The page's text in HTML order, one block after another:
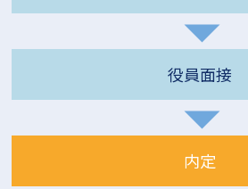
役員面接
内定